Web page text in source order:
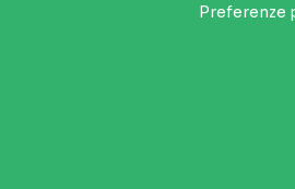
Preferenze